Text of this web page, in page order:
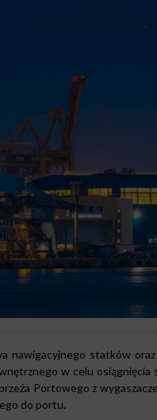
nawigacyjnego statków
w celu
Portowego z
do portu.